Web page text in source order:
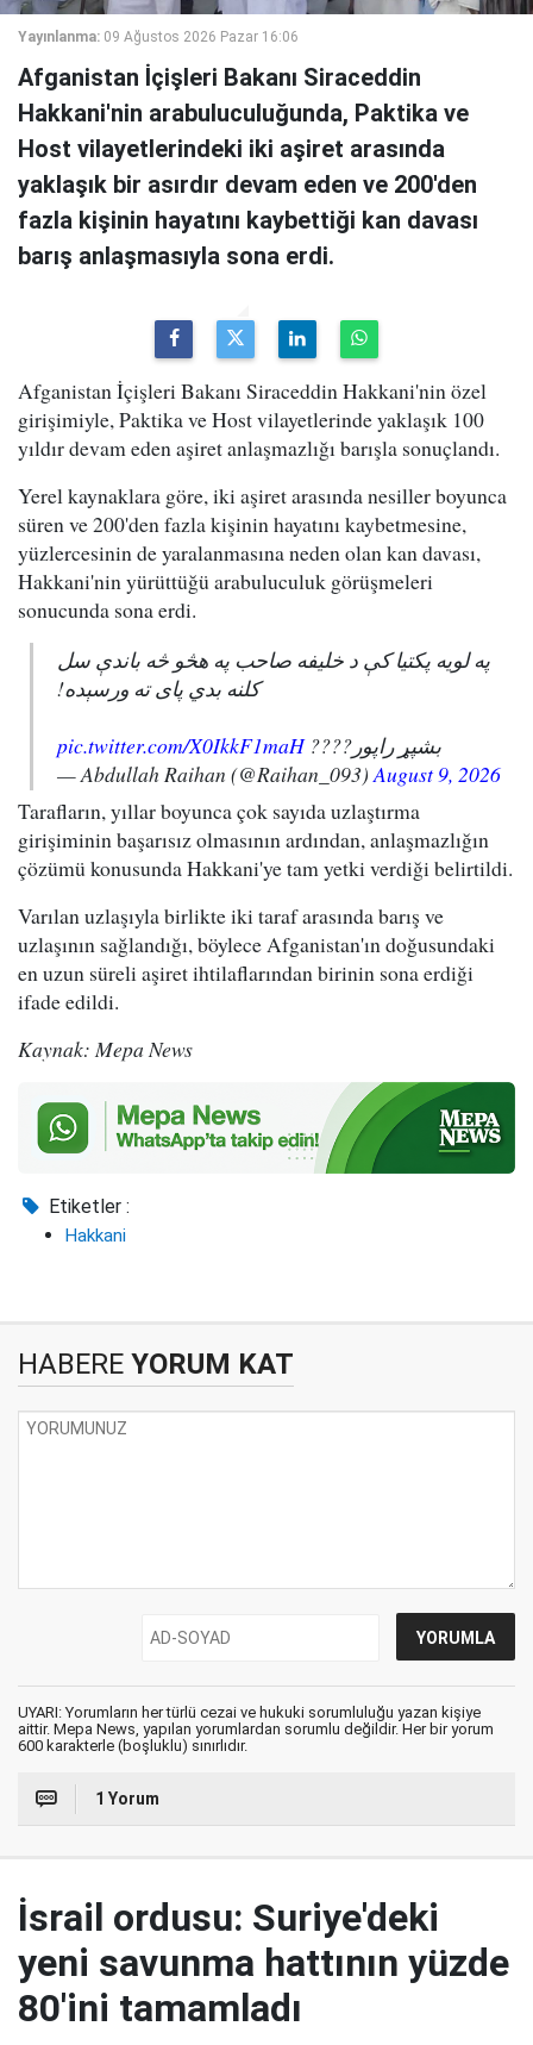
Yayınlanma: 09 Ağustos 2026 Pazar 16:06
Afganistan İçişleri Bakanı Siraceddin
Hakkani'nin arabuluculuğunda, Paktika ve
Host vilayetlerindeki iki aşiret arasında
yaklaşık bir asırdır devam eden ve 200'den
fazla kişinin hayatını kaybettiği kan davası
barış anlaşmasıyla sona erdi.
Afganistan İçişleri Bakanı Siraceddin Hakkani'nin özel
girişimiyle, Paktika ve Host vilayetlerinde yaklaşık 100
yıldır devam eden aşiret anlaşmazlığı barışla sonuçlandı.
Yerel kaynaklara göre, iki aşiret arasında nesiller boyunca
süren ve 200'den fazla kişinin hayatını kaybetmesine,
yüzlercesinin de yaralanmasına neden olan kan davası,
Hakkani'nin yürüttüğü arabuluculuk görüşmeleri
sonucunda sona erdi.
په لویه پکتیا کې د خلیفه صاحب په هڅو څه باندې سل
کلنه بدي پای ته ورسېده!
بشپړ راپور????pic.twitter.com/X0IkkF1maH
— Abdullah Raihan (@Raihan_093) August 9, 2026
Tarafların, yıllar boyunca çok sayıda uzlaştırma
girişiminin başarısız olmasının ardından, anlaşmazlığın
çözümü konusunda Hakkani'ye tam yetki verdiği belirtildi.
Varılan uzlaşıyla birlikte iki taraf arasında barış ve
uzlaşının sağlandığı, böylece Afganistan'ın doğusundaki
en uzun süreli aşiret ihtilaflarından birinin sona erdiği
ifade edildi.
Kaynak: Mepa News
Etiketler :
Hakkani
HABERE YORUM KAT
UYARI: Yorumların her türlü cezai ve hukuki sorumluluğu yazan kişiye
aittir. Mepa News, yapılan yorumlardan sorumlu değildir. Her bir yorum
600 karakterle (boşluklu) sınırlıdır.
1 Yorum
İsrail ordusu: Suriye'deki
yeni savunma hattının yüzde
80'ini tamamladı